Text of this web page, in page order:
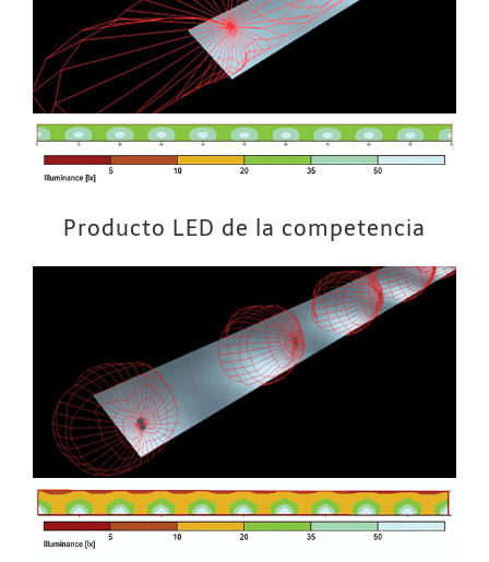
Producto LED de la competencia